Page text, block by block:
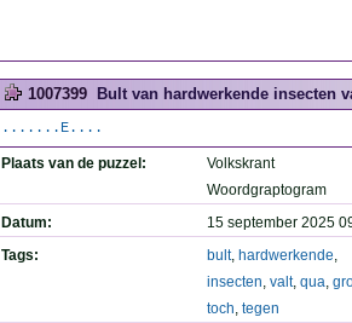
1007399 Bult van hardwerkende insecten
.......E....
Plaats van de puzzel:
Volkskrant
Woordgraptogram
Datum:
15 september 2025
Tags:
bult, hardwerkende,
insecten, valt, qua,
toch, tegen